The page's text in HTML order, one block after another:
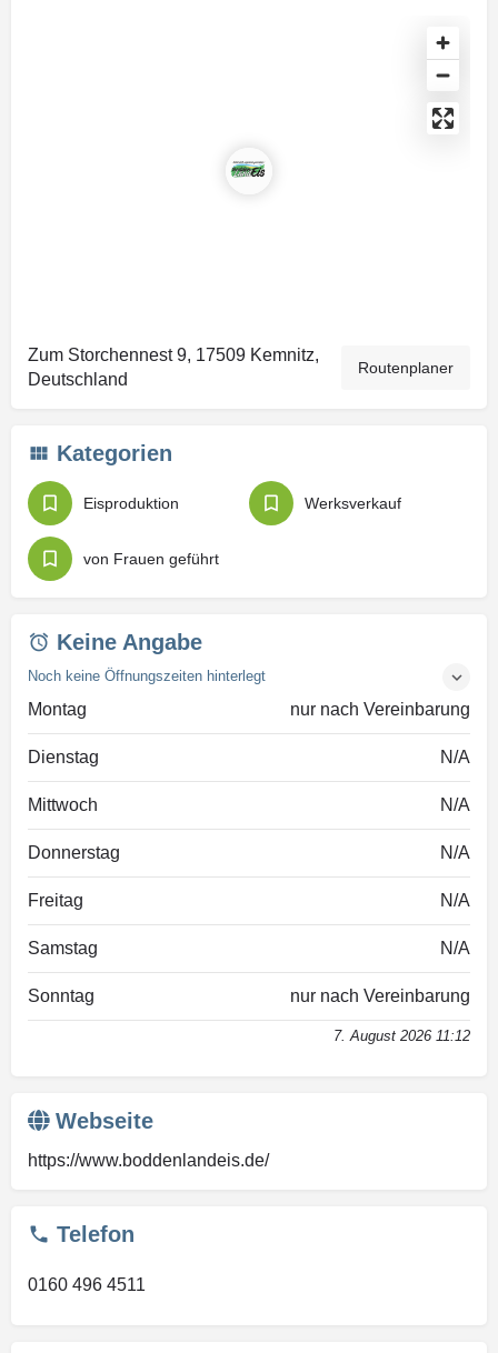
Zum Storchennest 9, 17509 Kemnitz,
Deutschland
Routenplaner
Kategorien
Eisproduktion Werksverkauf
von Frauen geführt
Keine Angabe
Noch keine Öffnungszeiten hinterlegt
Montag nur nach Vereinbarung
Dienstag N/A
Mittwoch N/A
Donnerstag N/A
Freitag N/A
Samstag N/A
Sonntag nur nach Vereinbarung
7. August 2026 11:12
Webseite
https://www.boddenlandeis.de/
Telefon
0160 496 4511